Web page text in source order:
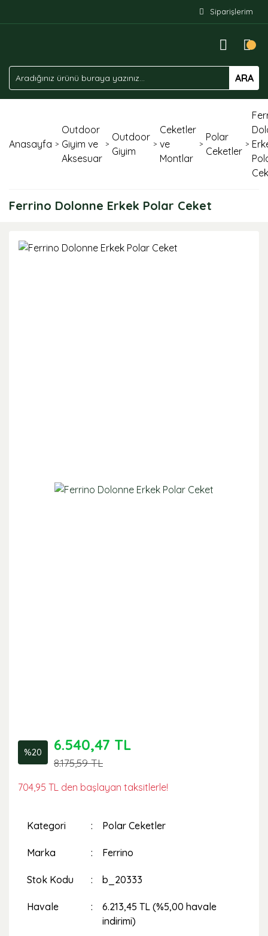
Siparişlerim
ARA
Anasayfa
Outdoor
Giyim ve
Aksesuar
Outdoor
Giyim
Ceketler
ve
Montlar
Polar
Ceketler
Ferrino Dolonne Erkek Polar Ceket
%20 6.540,47 TL
8.175,59 TL
704,95 TL den başlayan taksitlerle!
Kategori Polar Ceketler
Marka Ferrino
Stok Kodu b_20333
Havale
6.213,45 TL (%5,00 havale
indirimi)